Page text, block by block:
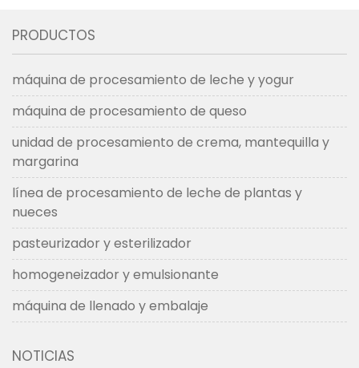
PRODUCTOS
máquina de procesamiento de leche y yogur
máquina de procesamiento de queso
unidad de procesamiento de crema, mantequilla y
margarina
línea de procesamiento de leche de plantas y
nueces
pasteurizador y esterilizador
homogeneizador y emulsionante
máquina de llenado y embalaje
NOTICIAS